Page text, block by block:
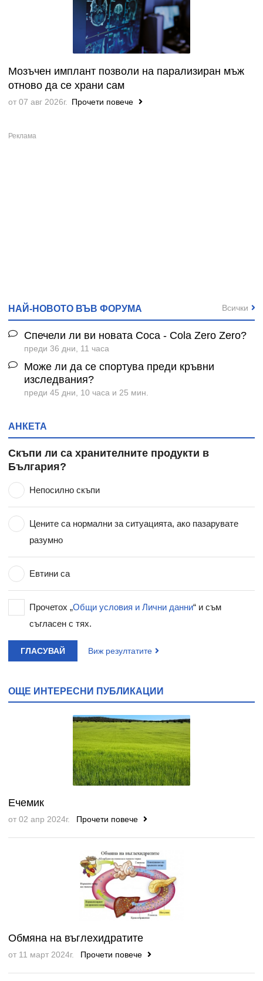
Мозъчен имплант позволи на парализиран мъж
отново да се храни сам
от 07 авг 2026г. Прочети повече
НАЙ-НОВОТО ВЪВ ФОРУМА
Спечели ли ви новата Coca - Cola Zero Zero?
преди 36 дни, 11 часа
Може ли да се спортува преди кръвни
изследвания?
преди 45 дни, 10 часа и 25 мин.
Всички
АНКЕТА
Скъпи ли са хранителните продукти в
България?
Непосилно скъпи
Цените са нормални за ситуацията, ако пазарувате
разумно
Евтини са
Прочетох „Общи условия и Лични данни“ и съм
съгласен с тях.
ГЛАСУВАЙ Виж резултатите
ОЩЕ ИНТЕРЕСНИ ПУБЛИКАЦИИ
Ечемик
от 02 апр 2024г. Прочети повече
Обмяна на въглехидратите
от 11 март 2024г. Прочети повече